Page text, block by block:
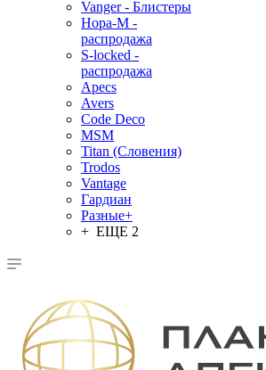
Vanger - Блистеры
Нора-М -
распродажа
S-locked -
распродажа
Apecs
Avers
Code Deco
MSM
Titan (Словения)
Trodos
Vantage
Гардиан
Разные+
+ ЕЩЕ 2